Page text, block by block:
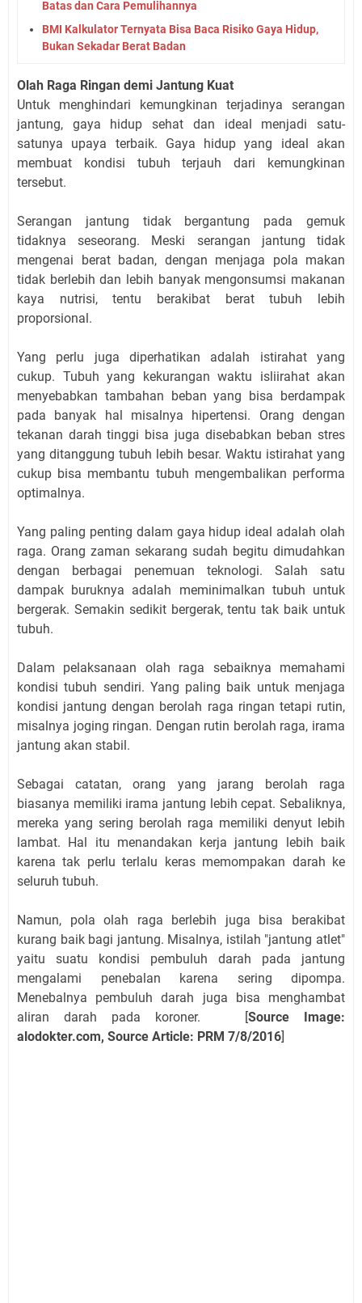
Batas dan Cara Pemulihannya
BMI Kalkulator Ternyata Bisa Baca Risiko Gaya Hidup,
Bukan Sekadar Berat Badan
Olah Raga Ringan demi Jantung Kuat
Untuk menghindari kemungkinan terjadinya serangan
jantung, gaya hidup sehat dan ideal menjadi satu-
satunya upaya terbaik. Gaya hidup yang ideal akan
membuat kondisi tubuh terjauh dari kemungkinan
tersebut.
Serangan jantung tidak bergantung pada gemuk
tidaknya seseorang. Meski serangan jantung tidak
mengenai berat badan, dengan menjaga pola makan
tidak berlebih dan lebih banyak mengonsumsi makanan
kaya nutrisi, tentu berakibat berat tubuh lebih
proporsional.
Yang perlu juga diperhatikan adalah istirahat yang
cukup. Tubuh yang kekurangan waktu isliirahat akan
menyebabkan tambahan beban yang bisa berdampak
pada banyak hal misalnya hipertensi. Orang dengan
tekanan darah tinggi bisa juga disebabkan beban stres
yang ditanggung tubuh lebih besar. Waktu istirahat yang
cukup bisa membantu tubuh mengembalikan performa
optimalnya.
Yang paling penting dalam gaya hidup ideal adalah olah
raga. Orang zaman sekarang sudah begitu dimudahkan
dengan berbagai penemuan teknologi. Salah satu
dampak buruknya adalah meminimalkan tubuh untuk
bergerak. Semakin sedikit bergerak, tentu tak baik untuk
tubuh.
Dalam pelaksanaan olah raga sebaiknya memahami
kondisi tubuh sendiri. Yang paling baik untuk menjaga
kondisi jantung dengan berolah raga ringan tetapi rutin,
misalnya joging ringan. Dengan rutin berolah raga, irama
jantung akan stabil.
Sebagai catatan, orang yang jarang berolah raga
biasanya memiliki irama jantung lebih cepat. Sebaliknya,
mereka yang sering berolah raga memiliki denyut lebih
lambat. Hal itu menandakan kerja jantung lebih baik
karena tak perlu terlalu keras memompakan darah ke
seluruh tubuh.
Namun, pola olah raga berlebih juga bisa berakibat
kurang baik bagi jantung. Misalnya, istilah "jantung atlet"
yaitu suatu kondisi pembuluh darah pada jantung
mengalami penebalan karena sering dipompa.
Menebalnya pembuluh darah juga bisa menghambat
aliran darah pada koroner. [Source Image:
alodokter.com, Source Article: PRM 7/8/2016]